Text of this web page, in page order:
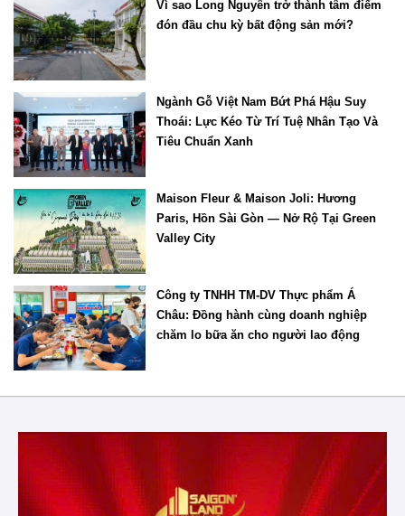
Vì sao Long Nguyên trở thành tâm điểm
đón đầu chu kỳ bất động sản mới?
Ngành Gỗ Việt Nam Bứt Phá Hậu Suy
Thoái: Lực Kéo Từ Trí Tuệ Nhân Tạo Và
Tiêu Chuẩn Xanh
Maison Fleur & Maison Joli: Hương
Paris, Hồn Sài Gòn — Nở Rộ Tại Green
Valley City
Công ty TNHH TM-DV Thực phẩm Á
Châu: Đồng hành cùng doanh nghiệp
chăm lo bữa ăn cho người lao động